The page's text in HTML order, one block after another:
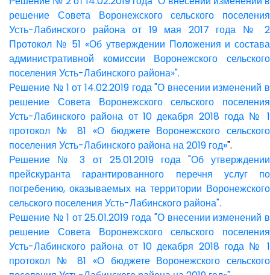
решение Совета Воронежского сельского поселения
Усть-Лабинского района от 19 мая 2017 года № 2
Протокол № 51 «Об утверждении Положения и состава
административной комиссии Воронежского сельского
поселения Усть-Лабинского района»".
Решение № 1 от 14.02.2019 года "О внесении изменений в
решение Совета Воронежского сельского поселения
Усть-Лабинского района от 10 декабря 2018 года № 1
протокол № 81 «О бюджете Воронежского сельского
поселения Усть-Лабинского района на 2019 год»".
Решение № 3 от 25.01.2019 года "Об утверждении
прейскуранта гарантированного перечня услуг по
погребению, оказываемых на территории Воронежского
сельского поселения Усть-Лабинского района".
Решение № 1 от 25.01.2019 года "О внесении изменений в
решение Совета Воронежского сельского поселения
Усть-Лабинского района от 10 декабря 2018 года № 1
протокол № 81 «О бюджете Воронежского сельского